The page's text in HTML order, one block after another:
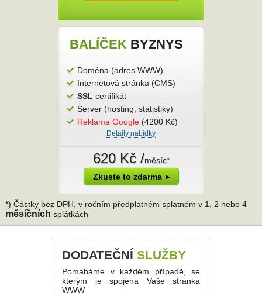
BALÍČEK BYZNYS
Doména (adres WWW)
Internetová stránka (CMS)
SSL certifikát
Server (hosting, statistiky)
Reklama Google (4200 Kč)
Detaily nabídky
620 Kč /měsíc*
Zkuste to zdarma
*) Částky bez DPH, v ročním předplatném splatném v 1, 2 nebo 4
měsíčních splátkách
DODATEČNÍ SLUŽBY
Pomáháme v každém případě, se
kterým je spojena Vaše stránka
WWW